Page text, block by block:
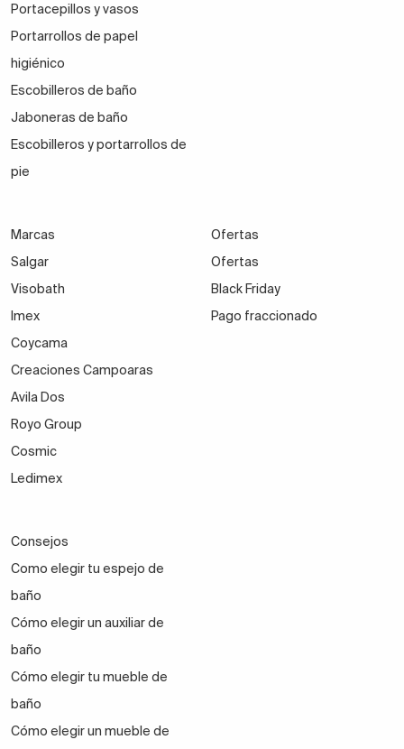
Portacepillos y vasos
Portarrollos de papel
higiénico
Escobilleros de baño
Jaboneras de baño
Escobilleros y portarrollos de
pie
Marcas
Salgar
Visobath
Imex
Coycama
Creaciones Campoaras
Avila Dos
Royo Group
Cosmic
Ledimex
Ofertas
Ofertas
Black Friday
Pago fraccionado
Consejos
Como elegir tu espejo de
baño
Cómo elegir un auxiliar de
baño
Cómo elegir tu mueble de
baño
Cómo elegir un mueble de